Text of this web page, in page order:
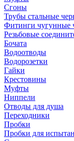
Сгоны
Трубы стальные
Фитинги чугунные
Резьбовые
Бочата
Водоотводы
Водорозетки
Гайки
Крестовины
Муфты
Ниппели
Отводы для душа
Переходники
Пробки
Пробки для